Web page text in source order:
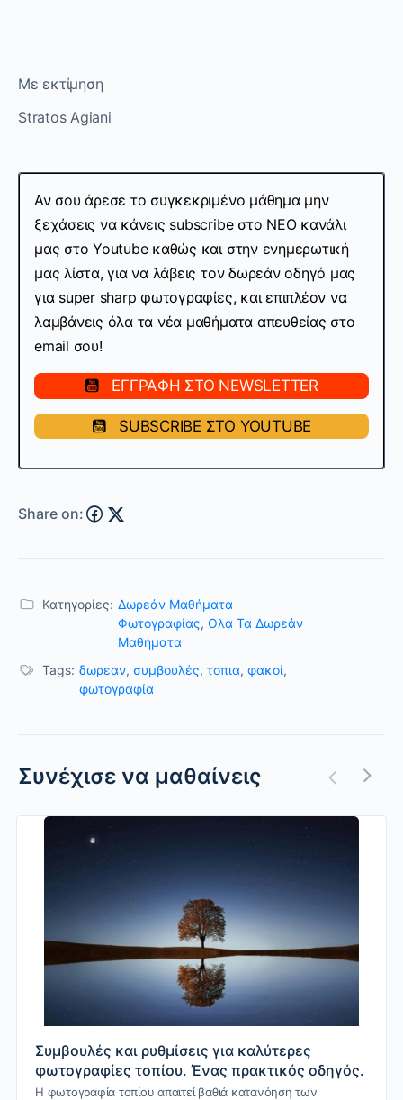
Με εκτίμηση
Stratos Agiani
Αν σου άρεσε το συγκεκριμένο μάθημα μην
ξεχάσεις να κάνεις subscribe στo ΝΕΟ κανάλι
μας στο Youtube καθώς και στην ενημερωτική
μας λίστα, για να λάβεις τον δωρεάν οδηγό μας
για super sharp φωτογραφίες, και επιπλέον να
λαμβάνεις όλα τα νέα μαθήματα απευθείας στο
email σου!
ΕΓΓΡΑΦΗ ΣΤΟ NEWSLETTER
SUBSCRIBE ΣΤΟ YOUTUBE
Share on:
Κατηγορίες: Δωρεάν Μαθήματα
Φωτογραφίας, Ολα Τα Δωρεάν
Μαθήματα
Tags: δωρεαν, συμβουλές, τοπια, φακοί,
φωτογραφία
Συνέχισε να μαθαίνεις
Συμβουλές και ρυθμίσεις για καλύτερες
φωτογραφίες τοπίου. Ένας πρακτικός οδηγός.
Η φωτογραφία τοπίου απαιτεί βαθιά κατανόηση των